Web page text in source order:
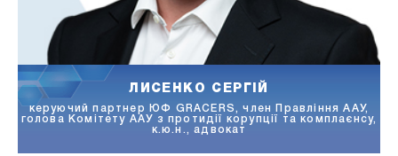
ЛИСЕНКО СЕРГІЙ
керуючий партнер ЮФ GRACERS, член Правління ААУ,
голова Комітету ААУ з протидії корупції та комплаєнсу,
к.ю.н., адвокат